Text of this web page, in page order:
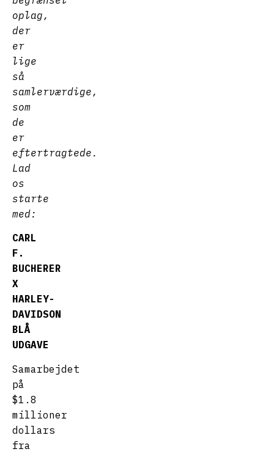
oplag,
der
er
lige
så
samlerværdige,
som
de
er
eftertragtede.
Lad
os
starte
med:
CARL
F.
BUCHERER
X
HARLEY-
DAVIDSON
BLÅ
UDGAVE
Samarbejdet
på
$1.8
millioner
dollars
fra